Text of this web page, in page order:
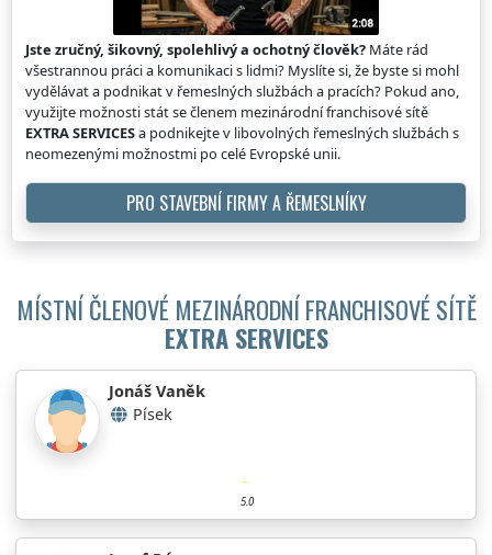
Jste zručný, šikovný, spolehlivý a ochotný člověk? Máte rád
všestrannou práci a komunikaci s lidmi? Myslíte si, že byste si mohl
vydělávat a podnikat v řemeslných službách a pracích? Pokud ano,
využijte možnosti stát se členem mezinárodní franchisové sítě
EXTRA SERVICESa podnikejte v libovolných řemeslných službách s
neomezenými možnostmi po celé Evropské unii.
PRO STAVEBNÍ FIRMY A ŘEMESLNÍKY
MÍSTNÍ ČLENOVÉ MEZINÁRODNÍ FRANCHISOVÉ SÍTĚ
EXTRA SERVICES
Jonáš Vaněk
Písek
5.0